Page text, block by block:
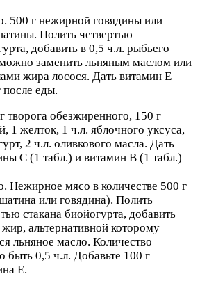
500 г нежирной говядины или
Полить четвертью
добавить в 0,5 ч.л. рыбьего
заменить льняным маслом или
жира лосося. Дать витамин E
после еды.
творога обезжиренного, 150 г
1 желток, 1 ч.л. яблочного уксуса,
2 ч.л. оливкового масла. Дать
С (1 табл.) и витамин В (1 табл.)
Нежирное мясо в количестве 500 г
или говядина). Полить
стакана биойогурта, добавить
альтернативной которому
льняное масло. Количество
быть 0,5 ч.л. Добавьте 100 г
Е.